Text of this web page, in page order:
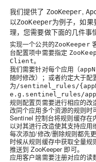
我们提供了 ZooKeeper,
以ZooKeeper为例子，如
理，您需要做下面的几件事
实现一个公共的ZooKeeper
台配置项中需要指定
Client。
我们需要针对每个应用（
随时修改）；或者约定大于配
为/sentinel_rules/
e.g.sentinel_rules/
规则配置页需要进行相应的
改同个应用多个资源的规则时
Sentinel 控制台将规则缓存在
以对其进行改造使其支持应用
每次添加/修改/删除规则都先
时候从规则缓存中获取全量
推送到 ZooKeeper 即可。
应用客户端需要注册对应的读